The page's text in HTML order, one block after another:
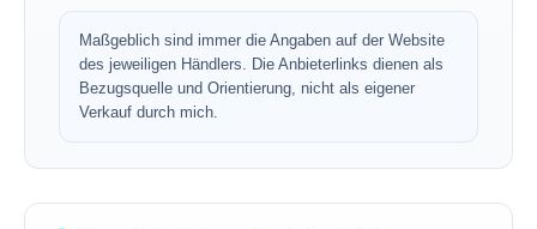
Maßgeblich sind immer die Angaben auf der Website
des jeweiligen Händlers. Die Anbieterlinks dienen als
Bezugsquelle und Orientierung, nicht als eigener
Verkauf durch mich.